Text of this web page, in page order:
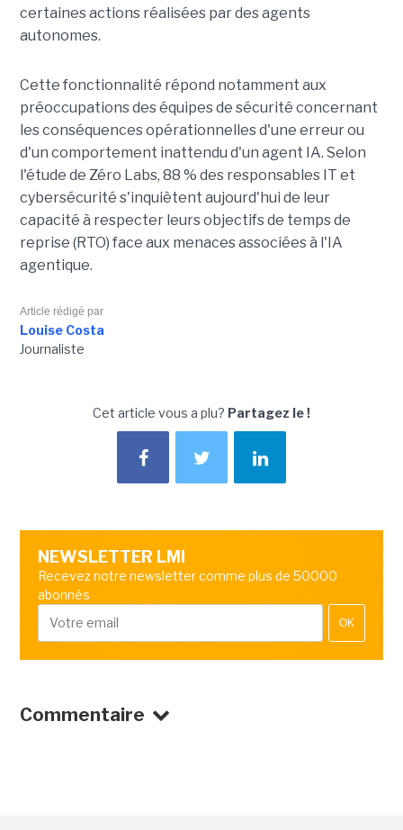
certaines actions réalisées par des agents
autonomes.
Cette fonctionnalité répond notamment aux
préoccupations des équipes de sécurité concernant
les conséquences opérationnelles d'une erreur ou
d'un comportement inattendu d'un agent IA. Selon
l'étude de Zéro Labs, 88 % des responsables IT et
cybersécurité s'inquiètent aujourd'hui de leur
capacité à respecter leurs objectifs de temps de
reprise (RTO) face aux menaces associées à l'IA
agentique.
Article rédigé par
Louise Costa
Journaliste
Cet article vous a plu? Partagez le !
NEWSLETTER LMI
Recevez notre newsletter comme plus de 50000
abonnés
OK
Commentaire